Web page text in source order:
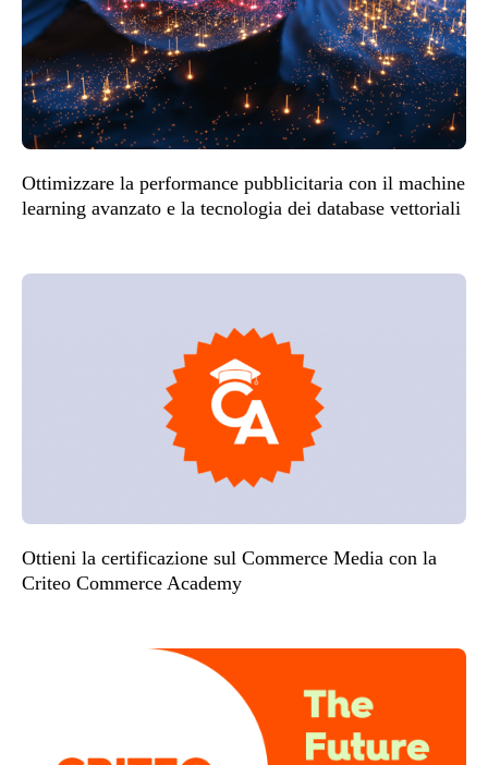
Ottimizzare la performance pubblicitaria con il machine
learning avanzato e la tecnologia dei database vettoriali
Ottieni la certificazione sul Commerce Media con la
Criteo Commerce Academy